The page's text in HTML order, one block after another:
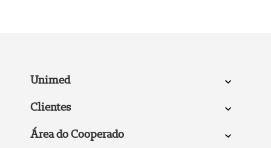
Unimed
Clientes
Área do Cooperado